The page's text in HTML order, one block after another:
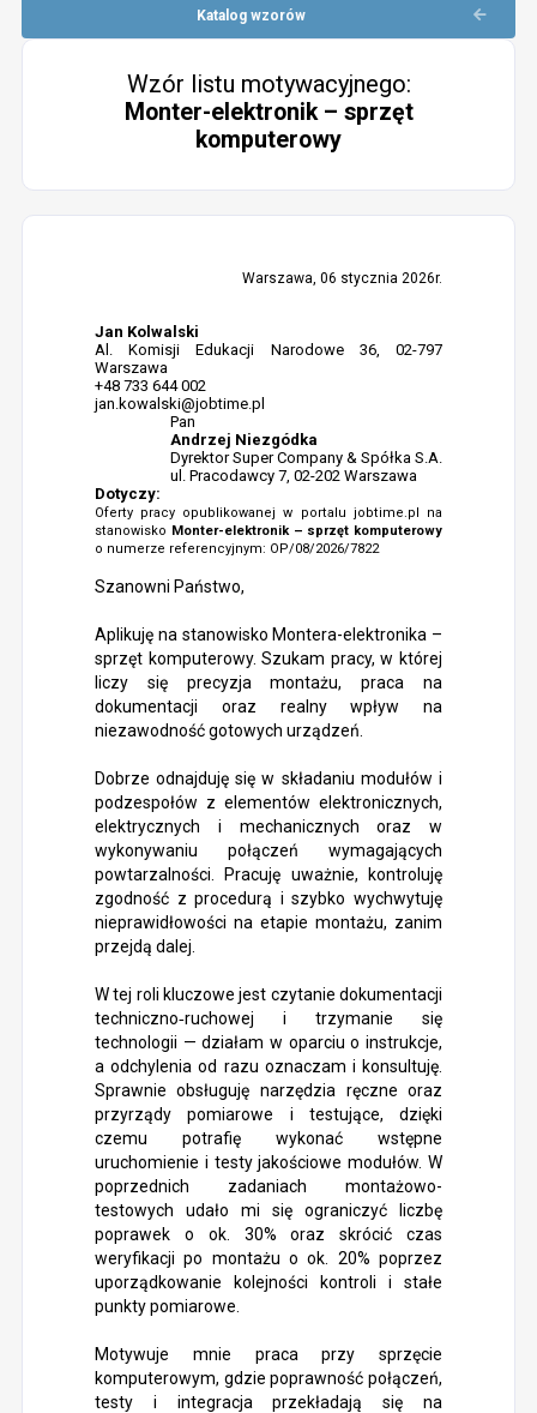
Katalog wzorów
Wzór listu motywacyjnego:
Monter-elektronik – sprzęt
komputerowy
Warszawa, 06 stycznia 2026r.
Jan Kolwalski
Al. Komisji Edukacji Narodowe 36, 02-797
Warszawa
+48 733 644 002
jan.kowalski@jobtime.pl
Pan
Andrzej Niezgódka
Dyrektor Super Company & Spółka S.A.
ul. Pracodawcy 7, 02-202 Warszawa
Dotyczy:
Oferty pracy opublikowanej w portalu jobtime.pl na
stanowisko Monter-elektronik – sprzęt komputerowy
o numerze referencyjnym: OP/08/2026/7822
Szanowni Państwo,
Aplikuję na stanowisko Montera-elektronika –
sprzęt komputerowy. Szukam pracy, w której
liczy się precyzja montażu, praca na
dokumentacji oraz realny wpływ na
niezawodność gotowych urządzeń.
Dobrze odnajduję się w składaniu modułów i
podzespołów z elementów elektronicznych,
elektrycznych i mechanicznych oraz w
wykonywaniu połączeń wymagających
powtarzalności. Pracuję uważnie, kontroluję
zgodność z procedurą i szybko wychwytuję
nieprawidłowości na etapie montażu, zanim
przejdą dalej.
W tej roli kluczowe jest czytanie dokumentacji
techniczno‑ruchowej i trzymanie się
technologii — działam w oparciu o instrukcje,
a odchylenia od razu oznaczam i konsultuję.
Sprawnie obsługuję narzędzia ręczne oraz
przyrządy pomiarowe i testujące, dzięki
czemu potrafię wykonać wstępne
uruchomienie i testy jakościowe modułów. W
poprzednich zadaniach montażowo-
testowych udało mi się ograniczyć liczbę
poprawek o ok. 30% oraz skrócić czas
weryfikacji po montażu o ok. 20% poprzez
uporządkowanie kolejności kontroli i stałe
punkty pomiarowe.
Motywuje mnie praca przy sprzęcie
komputerowym, gdzie poprawność połączeń,
testy i integracja przekładają się na